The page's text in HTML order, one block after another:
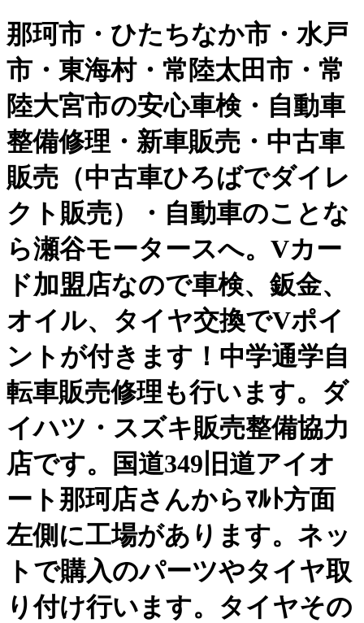
那珂市・ひたちなか市・水戸
市・東海村・常陸太田市・常
陸大宮市の安心車検・自動車
整備修理・新車販売・中古車
販売（中古車ひろばでダイレ
クト販売）・自動車のことな
ら瀬谷モータースへ。Vカー
ド加盟店なので車検、鈑金、
オイル、タイヤ交換でVポイ
ントが付きます！中学通学自
転車販売修理も行います。ダ
イハツ・スズキ販売整備協力
店です。国道349旧道アイオ
ート那珂店さんからﾏﾙﾄ方面
左側に工場があります。ネッ
トで購入のパーツやタイヤ取
り付け行います。タイヤその